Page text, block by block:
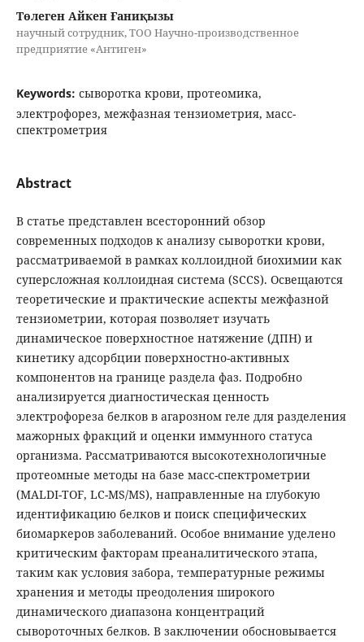
Төлеген Айкен Ғаниқызы
научный сотрудник, ТОО Научно-производственное
предприятие «Антиген»
Keywords: сыворотка крови, протеомика,
электрофорез, межфазная тензиометрия, масс-
спектрометрия
Abstract
В статье представлен всесторонний обзор
современных подходов к анализу сыворотки крови,
рассматриваемой в рамках коллоидной биохимии как
суперсложная коллоидная система (SCCS). Освещаются
теоретические и практические аспекты межфазной
тензиометрии, которая позволяет изучать
динамическое поверхностное натяжение (ДПН) и
кинетику адсорбции поверхностно-активных
компонентов на границе раздела фаз. Подробно
анализируется диагностическая ценность
электрофореза белков в агарозном геле для разделения
мажорных фракций и оценки иммунного статуса
организма. Рассматриваются высокотехнологичные
протеомные методы на базе масс-спектрометрии
(MALDI-TOF, LC-MS/MS), направленные на глубокую
идентификацию белков и поиск специфических
биомаркеров заболеваний. Особое внимание уделено
критическим факторам преаналитического этапа,
таким как условия забора, температурные режимы
хранения и методы преодоления широкого
динамического диапазона концентраций
сывороточных белков. В заключении обосновывается